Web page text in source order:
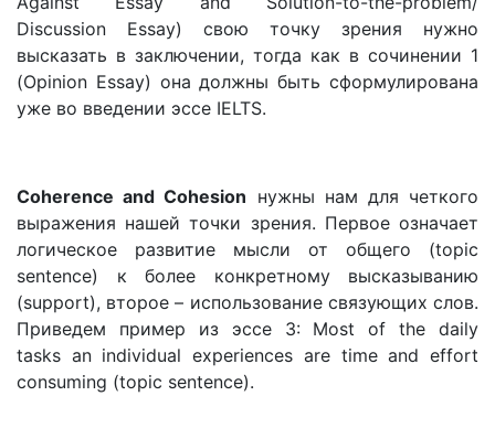
Discussion Essay) свою точку зрения нужно
высказать в заключении, тогда как в сочинении 1
(Opinion Essay) она должны быть сформулирована
уже во введении эссе IELTS.
Coherence and Cohesion нужны нам для четкого
выражения нашей точки зрения. Первое означает
логическое развитие мысли от общего (topic
sentence) к более конкретному высказыванию
(support), второе – использование связующих слов.
Приведем пример из эссе 3: Most of the daily
tasks an individual experiences are time and effort
consuming (topic sentence).